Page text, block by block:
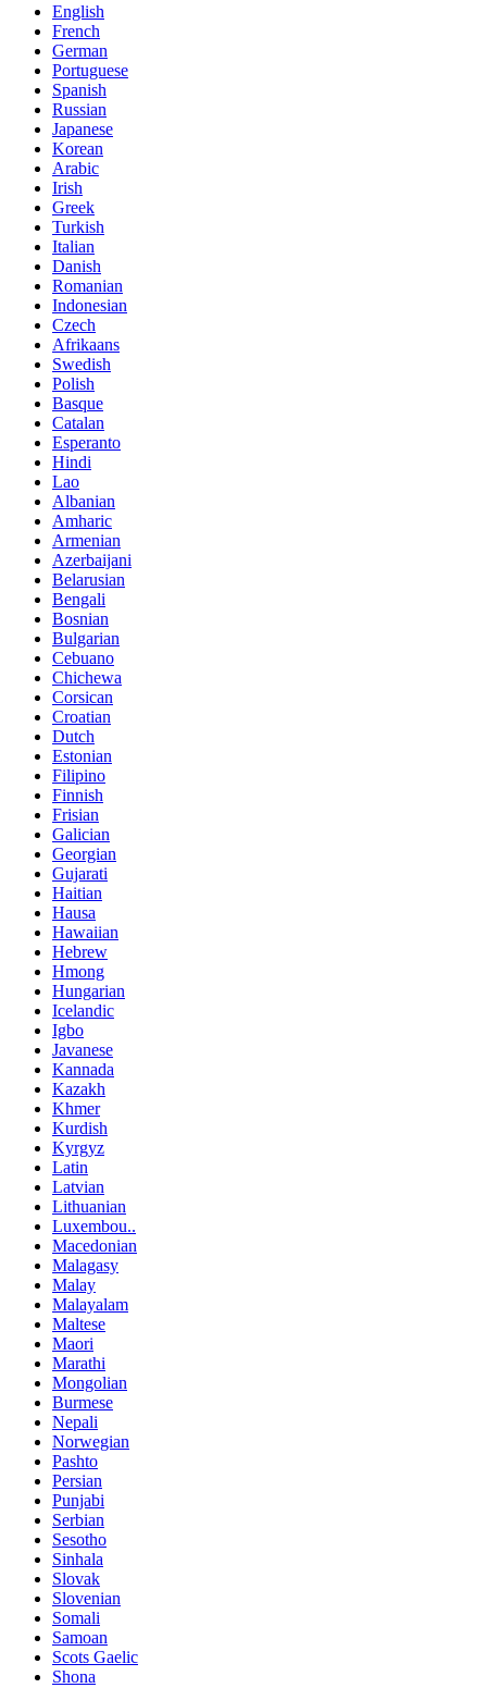
English
French
German
Portuguese
Spanish
Russian
Japanese
Korean
Arabic
Irish
Greek
Turkish
Italian
Danish
Romanian
Indonesian
Czech
Afrikaans
Swedish
Polish
Basque
Catalan
Esperanto
Hindi
Lao
Albanian
Amharic
Armenian
Azerbaijani
Belarusian
Bengali
Bosnian
Bulgarian
Cebuano
Chichewa
Corsican
Croatian
Dutch
Estonian
Filipino
Finnish
Frisian
Galician
Georgian
Gujarati
Haitian
Hausa
Hawaiian
Hebrew
Hmong
Hungarian
Icelandic
Igbo
Javanese
Kannada
Kazakh
Khmer
Kurdish
Kyrgyz
Latin
Latvian
Lithuanian
Luxembou..
Macedonian
Malagasy
Malay
Malayalam
Maltese
Maori
Marathi
Mongolian
Burmese
Nepali
Norwegian
Pashto
Persian
Punjabi
Serbian
Sesotho
Sinhala
Slovak
Slovenian
Somali
Samoan
Scots Gaelic
Shona